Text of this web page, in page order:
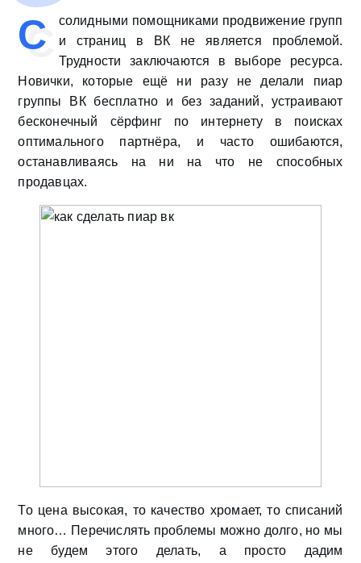
С
солидными помощниками продвижение групп
и страниц в ВК не является проблемой.
Трудности заключаются в выборе ресурса.
Новички, которые ещё ни разу не делали пиар
группы ВК бесплатно и без заданий, устраивают
бесконечный сёрфинг по интернету в поисках
оптимального партнёра, и часто ошибаются,
останавливаясь на ни на что не способных
продавцах.
То цена высокая, то качество хромает, то списаний
много… Перечислять проблемы можно долго, но мы
не будем этого делать, а просто дадим